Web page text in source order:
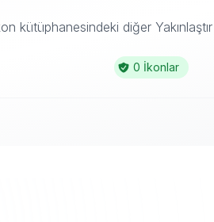
kütüphanesindeki diğer
0 İkonlar